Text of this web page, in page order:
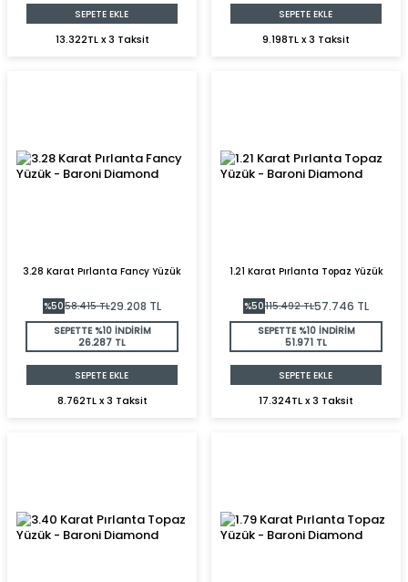
SEPETE EKLE
13.322TL x 3 Taksit
SEPETE EKLE
9.198TL x 3 Taksit
3.28 Karat Pırlanta Fancy Yüzük
%5058.415TL29.208 TL
SEPETTE %10 İNDİRİM
26.287 TL
SEPETE EKLE
8.762TL x 3 Taksit
1.21 Karat Pırlanta Topaz Yüzük
%50115.492TL57.746 TL
SEPETTE %10 İNDİRİM
51.971 TL
SEPETE EKLE
17.324TL x 3 Taksit